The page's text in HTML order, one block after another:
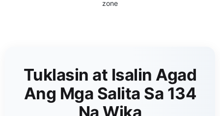
zone
Tuklasin at Isalin Agad
Ang Mga Salita Sa 134
Na Wika